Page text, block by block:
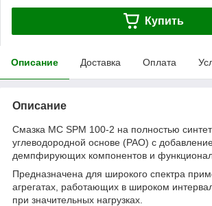
Купить
Описание Доставка Оплата
Описание
Смазка МС SPM 100-2 на полностью
углеводородной основе (PAO) с
демпфирующих компонентов и
Предназначена для широкого спектра
агрегатах, работающих в широком
при значительных нагрузках.